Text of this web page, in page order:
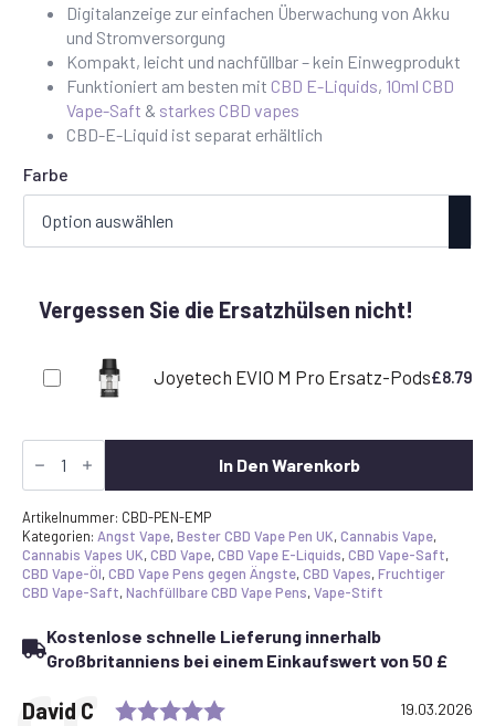
Digitalanzeige zur einfachen Überwachung von Akku
und Stromversorgung
Kompakt, leicht und nachfüllbar – kein Einwegprodukt
Funktioniert am besten mit CBD E-Liquids, 10ml CBD
Vape-Saft & starkes CBD vapes
CBD-E-Liquid ist separat erhältlich
Farbe
Vergessen Sie die Ersatzhülsen nicht!
Joyetech EVIO M Pro Ersatz-Pods£8.79
CBD
Vape
EVIO
M
PRO
KIT
Menge
In Den Warenkorb
Artikelnummer: CBD-PEN-EMP
Kategorien: Angst Vape,Bester CBD Vape Pen UK,Cannabis Vape,
Cannabis Vapes UK,CBD Vape,CBD Vape E-Liquids,CBD Vape-Saft,
CBD Vape-Öl,CBD Vape Pens gegen Ängste,CBD Vapes,Fruchtiger
CBD Vape-Saft,Nachfüllbare CBD Vape Pens,Vape-Stift
Kostenlose schnelle Lieferung innerhalb
Großbritanniens bei einem Einkaufswert von 50 £
Testimonial
Autor:
David C Rating: 5.0 out of 5 stars
Datum:
19.03.2026